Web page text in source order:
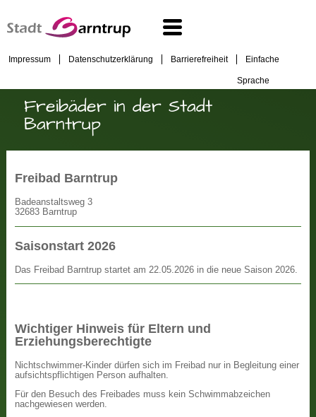
Impressum Datenschutzerklärung Barrierefreiheit Einfache
Sprache
Freibäder in der Stadt
Barntrup
Freibad Barntrup
Badeanstaltsweg 3
32683 Barntrup
Saisonstart 2026
Das Freibad Barntrup startet am 22.05.2026 in die neue Saison 2026.
Wichtiger Hinweis für Eltern und
Erziehungsberechtigte
Nichtschwimmer-Kinder dürfen sich im Freibad nur in Begleitung einer
aufsichtspflichtigen Person aufhalten.
Für den Besuch des Freibades muss kein Schwimmabzeichen
nachgewiesen werden.